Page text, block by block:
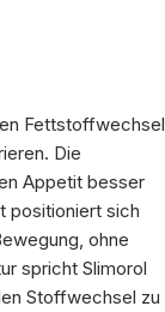
Fettstoffwechsel
Die
Appetit besser
positioniert sich
ohne
spricht Slimorol
Stoffwechsel zu